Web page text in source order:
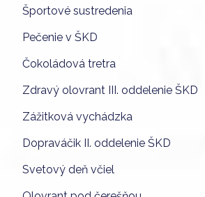
Športové sustredenia
Pečenie v ŠKD
Čokoládová tretra
Zdravý olovrant III. oddelenie ŠKD
Zážitková vychádzka
Dopraváčik II. oddelenie ŠKD
Svetový deň včiel